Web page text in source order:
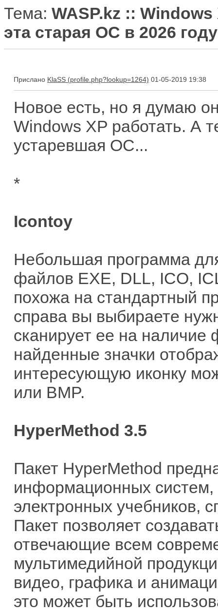
Тема: WASP.kz ::
эта старая ОС в 2026
Прислано KlaSS 01-05-2019 19:38
Новое есть, но я думаю
Windows XP работать. А
устаревшая ОС...
*
Icontoy
Небольшая программа
файлов EXE, DLL, ICO,
похожа на стандартный
справа вы выбираете
сканирует ее на
найденные значки
интересующую иконку
или BMP.
HyperMethod 3.5
Пакет HyperMethod
информационных систем,
электронных учебников,
Пакет позволяет
отвечающие всем
мультимедийной
видео, графика и
это может быть